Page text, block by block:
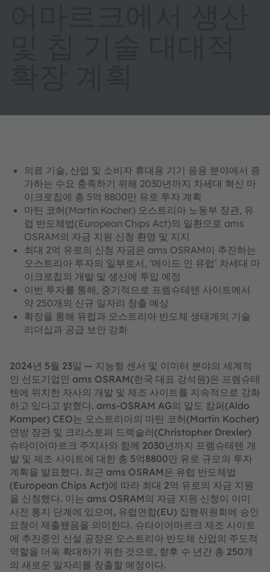
의료 기술, 산업 및 소비자 휴대용 기기 응용 분야에서 증
가하는 수요 충족하기 위해 2030년까지 차세대 혁신 마
이크로칩에 총 5억 8800만 유로 투자 계획
마틴 코허(Martin Kocher) 오스트리아 노동부 장관, 유
럽 반도체법(European Chips Act)의 일환으로 ams
OSRAM의 자금 지원 신청 환영 및 지지
최대 2억 유로의 신청 자금은 ams OSRAM이 추진하는
오스트리아 투자의 일부로서, ‘메이드 인 유럽’ 차세대 마
이크로칩의 개발 및 생산에 투입 예정
이번 투자를 통해, 중기적으로 프렘슈테텐 사이트에서
약 250개의 신규 일자리 창출 예상
확장을 통해 유럽과 오스트리아 반도체 생태계의 기술
리더십과 공급 보안 강화
2024년 5월 23일 — 지능형 센서 및 이미터 분야의 세계적
인 선도기업인 ams OSRAM(한국 대표 강석원)은 프렘슈테
텐에 위치한 자사의 개발 및 제조 사이트를 지속적으로 강화
하고 있다고 밝혔다. ams-OSRAM AG의 알도 캄퍼(Aldo
Kamper) CEO는 오스트리아의 마틴 코허(Martin Kocher)
연방 장관 및 크리스토퍼 드렉슬러(Christopher Drexler)
슈타이어마르크 주지사와 함께 2030년까지 프렘슈테텐 개
발 및 제조 사이트에 대한 총 5억8800만 유로 규모의 투자
계획을 발표했다. 최근 ams OSRAM은 유럽 반도체법
(European Chips Act)에 따라 최대 2억 유로의 자금 지원
을 신청했다. 이는 ams OSRAM의 자금 지원 신청이 이미
사전 통지 단계에 있으며, 유럽연합(EU) 집행위원회에 승인
요청이 제출됐음을 의미한다. 슈타이어마르크 제조 사이트
에 추진중인 신설 공장은 오스트리아 반도체 산업의 주도적
역할을 더욱 확대하기 위한 것으로, 향후 수 년간 총 250개
의 새로운 일자리를 창출할 예정이다.